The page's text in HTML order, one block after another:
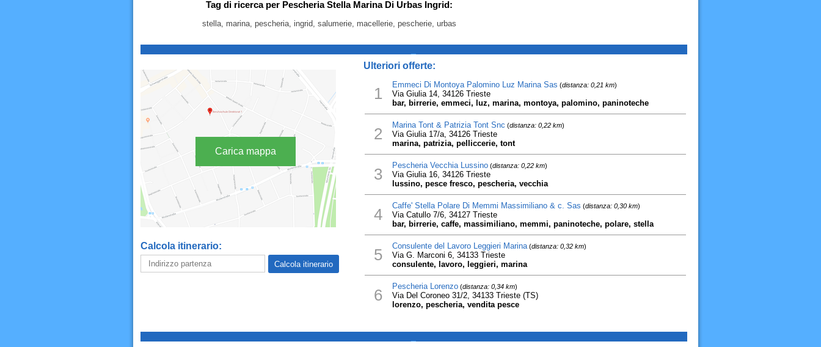
Tag di ricerca per Pescheria Stella Marina Di Urbas Ingrid:
stella, marina, pescheria, ingrid, salumerie, macellerie, pescherie, urbas
Carica mappa
Calcola itinerario:
Ulteriori offerte:
1 Emmeci Di Montoya Palomino Luz Marina Sas (distanza: 0,21 km)
Via Giulia 14, 34126 Trieste
bar, birrerie, emmeci, luz, marina, montoya, palomino, paninoteche
2 Marina Tont & Patrizia Tont Snc (distanza: 0,22 km)
Via Giulia 17/a, 34126 Trieste
marina, patrizia, pelliccerie, tont
3 Pescheria Vecchia Lussino(distanza: 0,22 km)
Via Giulia 16, 34126 Trieste
lussino, pesce fresco, pescheria, vecchia
4 Caffe' Stella Polare Di Memmi Massimiliano & c. Sas (distanza: 0,30 km)
Via Catullo 7/6, 34127 Trieste
bar, birrerie, caffe, massimiliano, memmi, paninoteche, polare, stella
5 Consulente del Lavoro Leggieri Marina(distanza: 0,32 km)
Via G. Marconi 6, 34133 Trieste
consulente, lavoro, leggieri, marina
6 Pescheria Lorenzo(distanza: 0,34 km)
Via Del Coroneo 31/2, 34133 Trieste (TS)
lorenzo, pescheria, vendita pesce